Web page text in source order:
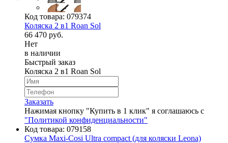
Код товара: 079374
Коляска 2 в1 Roan Sol
66 470 руб.
Нет
в наличии
Быстрый заказ
Коляска 2 в1 Roan Sol
Заказать
Нажимая кнопку "Купить в 1 клик" я соглашаюсь с
"Политикой конфиденциальности"
Код товара: 079158
Сумка Maxi-Cosi Ultra compact (для коляски Leona)